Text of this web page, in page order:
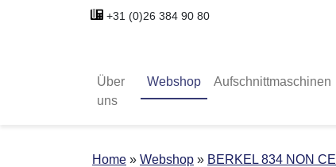
+31 (0)26 384 90 80
Über
uns
Webshop Aufschnittmaschinen
Home Webshop BERKEL 834 NON CE